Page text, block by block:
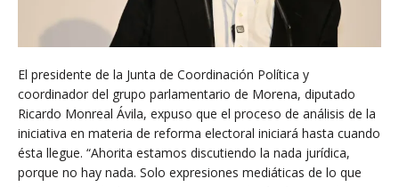
El presidente de la Junta de Coordinación Política y
coordinador del grupo parlamentario de Morena, diputado
Ricardo Monreal Ávila, expuso que el proceso de análisis de la
iniciativa en materia de reforma electoral iniciará hasta cuando
ésta llegue. “Ahorita estamos discutiendo la nada jurídica,
porque no hay nada. Solo expresiones mediáticas de lo que